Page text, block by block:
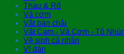
Thau & Rổ
Vá cơm
Vắt bàn chải
Vắt Cam - Vá Cơm - Tô
Vệ sinh cá nhân
Vĩ dán